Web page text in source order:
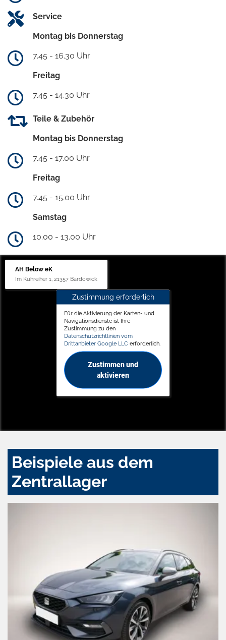
Service
Montag bis Donnerstag
7.45 - 16.30 Uhr
Freitag
7.45 - 14.30 Uhr
Teile & Zubehör
Montag bis Donnerstag
7.45 - 17.00 Uhr
Freitag
7.45 - 15.00 Uhr
Samstag
10.00 - 13.00 Uhr
AH Below eK
Im Kuhreiher 1, 21357 Bardowick
Zustimmung erforderlich
Für die Aktivierung der Karten- und
Navigationsdienste ist Ihre
Zustimmung zu den
Datenschutzrichtlinien vom
Drittanbieter Google LLC erforderlich.
Zustimmen und
aktivieren
Beispiele aus dem
Zentrallager